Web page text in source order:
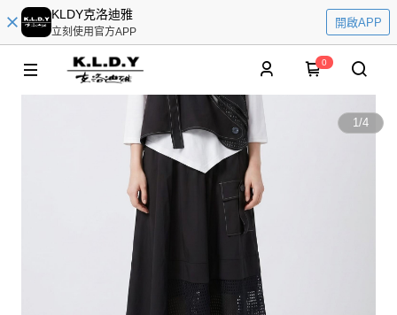
KLDY克洛迪雅
立刻使用官方APP
開啟APP
0
1/4